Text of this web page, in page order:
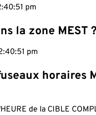
pm
la zone MEST ?
pm
horaires
de la CIBLE